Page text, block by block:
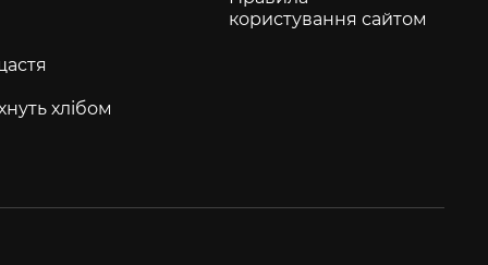
хлібом
користування сайтом